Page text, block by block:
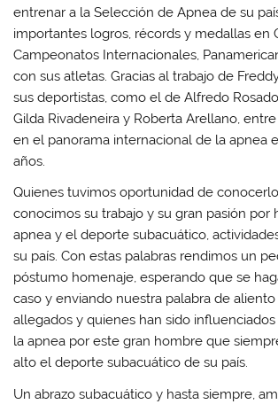
entrenar a la Selección de Apnea de su
importantes logros, récords y medallas en
Campeonatos Internacionales,
con sus atletas. Gracias al trabajo de
sus deportistas, como el de Alfredo
Gilda Rivadeneira y Roberta Arellano,
en el panorama internacional de la apnea
años.
Quienes tuvimos oportunidad de
conocimos su trabajo y su gran pasión por
apnea y el deporte subacuático,
su país. Con estas palabras rendimos un
póstumo homenaje, esperando que se
caso y enviando nuestra palabra de
allegados y quienes han sido
la apnea por este gran hombre que
alto el deporte subacuático de su país.
Un abrazo subacuático y hasta siempre,